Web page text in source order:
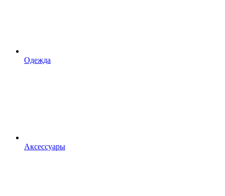
Одежда
Аксессуары